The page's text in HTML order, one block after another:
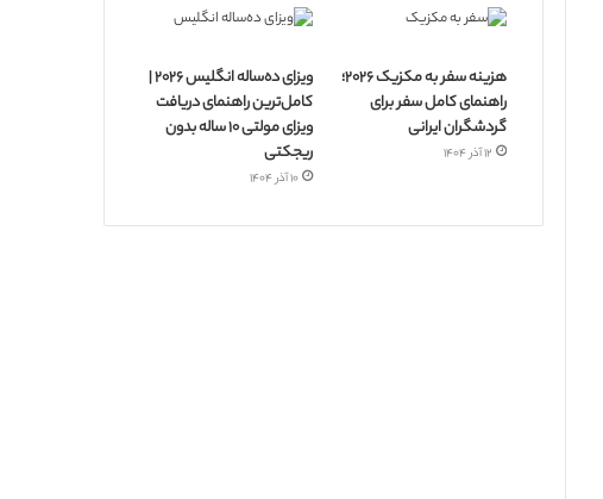
هزینه سفر به مکزیک ۲۰۲۶؛
راهنمای کامل سفر برای
گردشگران ایرانی
۱۲ آذر ۱۴۰۴
ویزای ده‌ساله انگلیس ۲۰۲۶ |
کامل‌ترین راهنمای دریافت
ویزای مولتی ۱۰ ساله بدون
ریجکتی
۱۰ آذر ۱۴۰۴